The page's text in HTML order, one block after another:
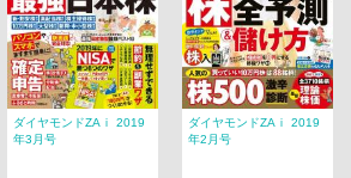
ダイヤモンドZAｉ 2019
年3月号
ダイヤモンドZAｉ 2019
年2月号